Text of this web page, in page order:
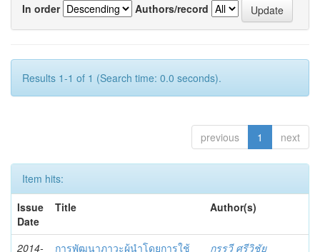
In order
Authors/record
Results 1-1 of 1 (Search time: 0.0 seconds).
previous 1 next
Item hits:
Issue
Date
Title Author(s)
2014-
การพัฒนาภาวะผู้นำโดยการใช้
กรรวี ศรีวิชัย